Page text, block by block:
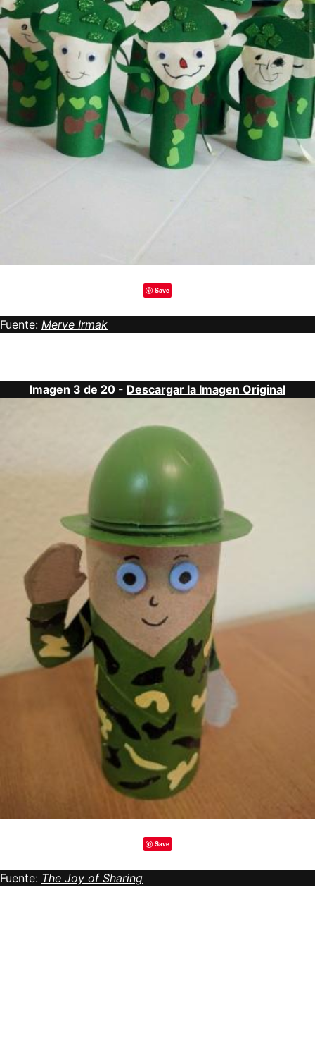
Save
Fuente: Merve Irmak
Imagen 3 de 20 - Descargar la Imagen Original
Save
Fuente: The Joy of Sharing